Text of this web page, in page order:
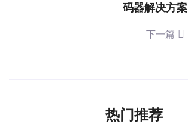
码器解决方案
下一篇
热门推荐